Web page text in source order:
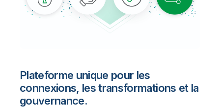
Plateforme unique pour les
connexions, les transformations et la
gouvernance.